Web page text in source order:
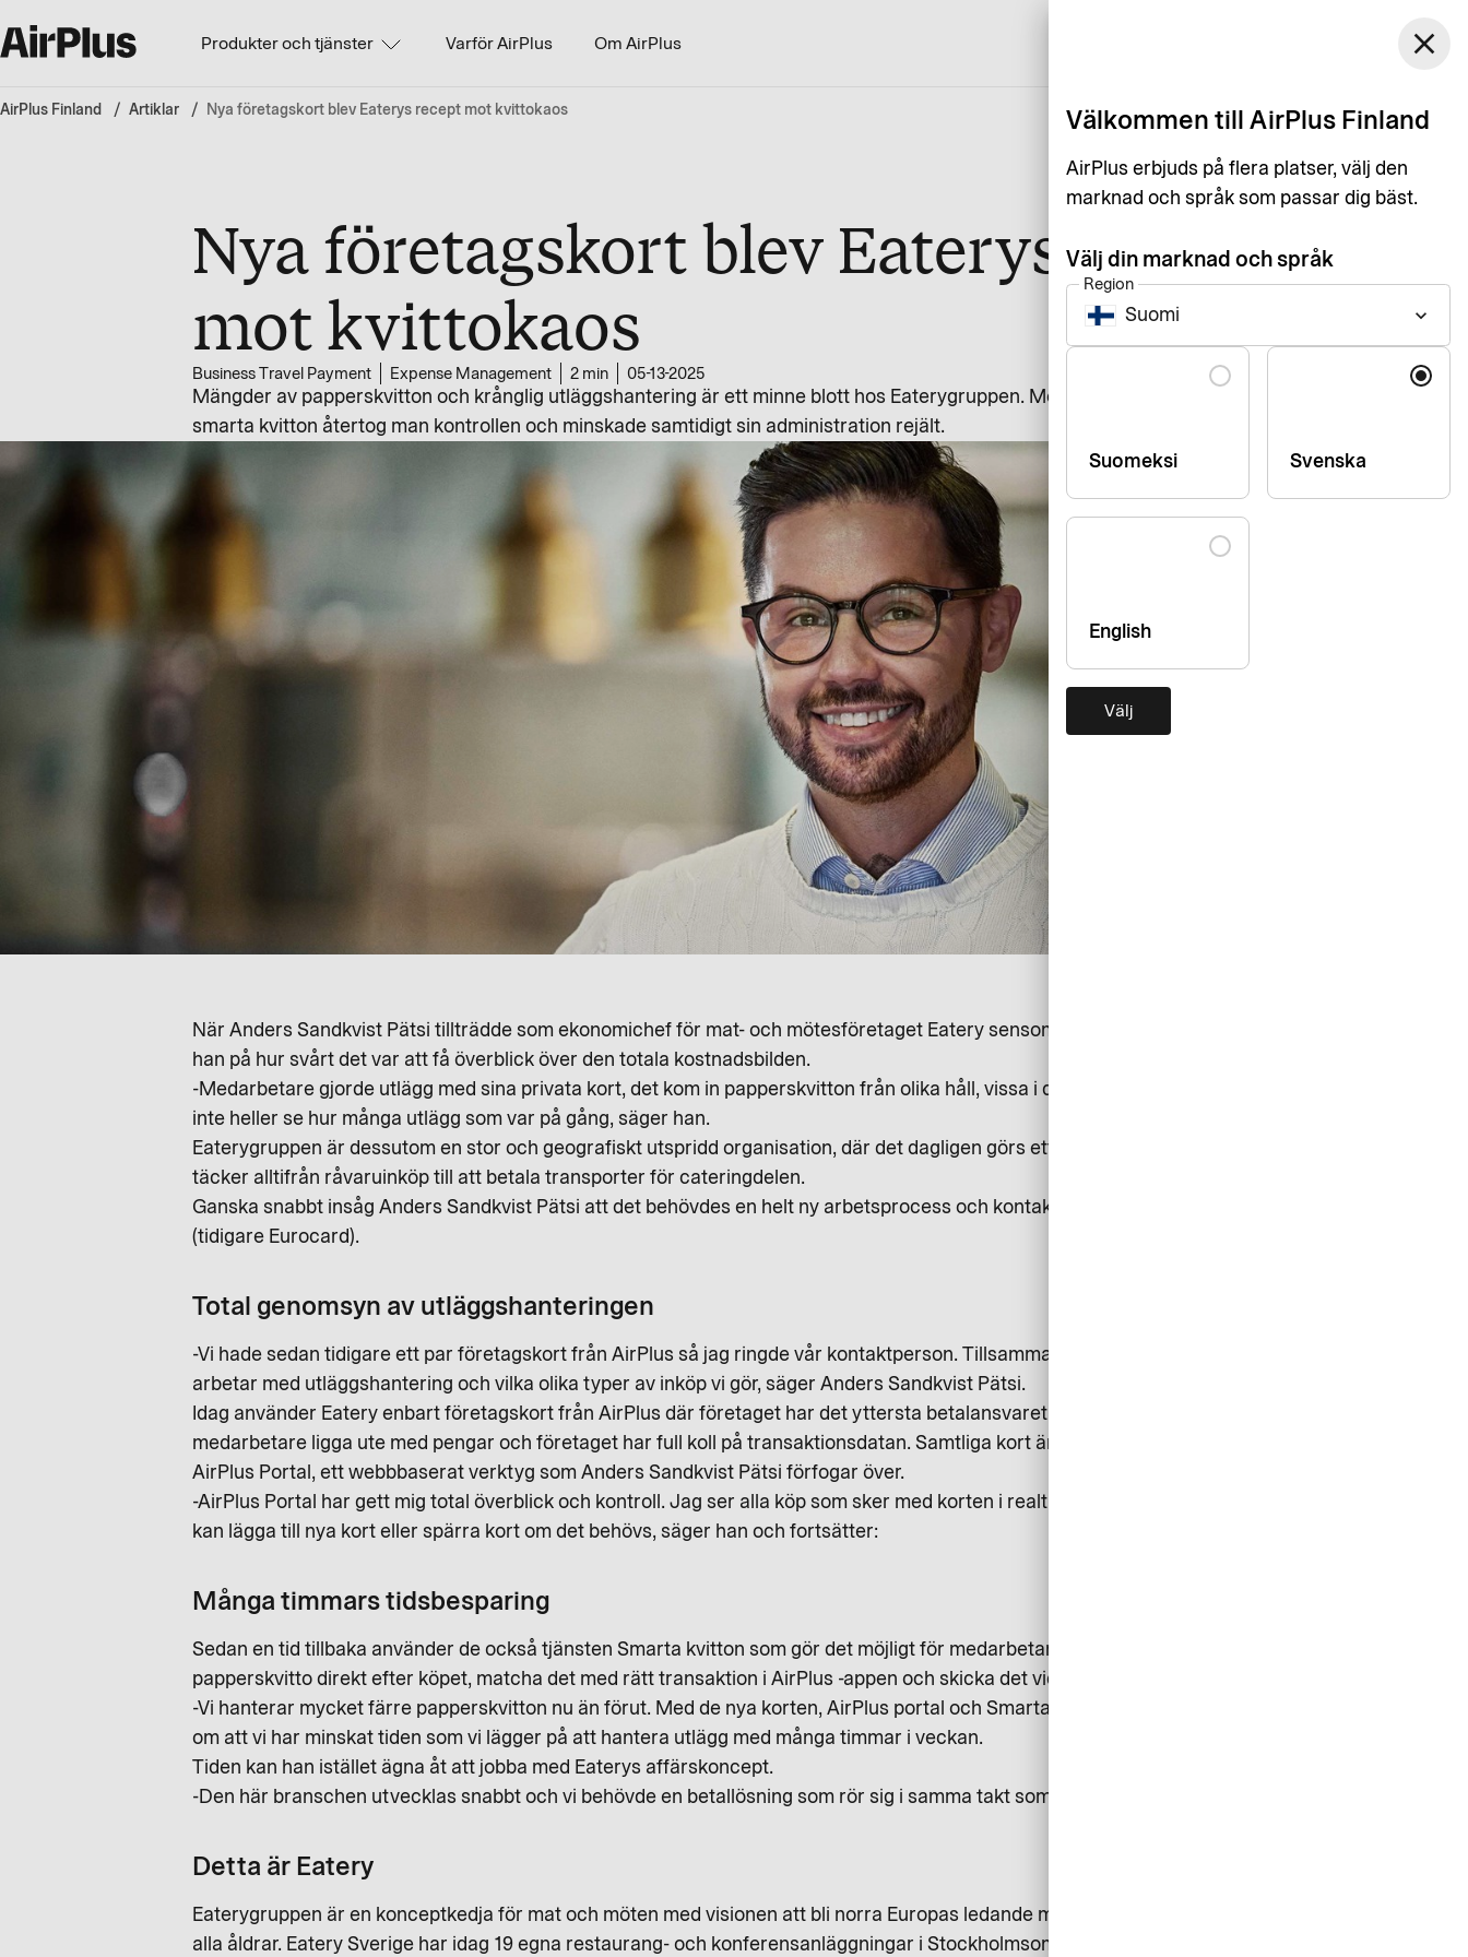
Produkter och tjänster Varför AirPlus Om AirPlus Logga in
close
Välkommen till AirPlus Finland
AirPlus erbjuds på flera platser, välj den
marknad och språk som passar dig bäst.
Välj din marknad och språk
Region
Suomi keyboard_arrow_down
Language
Suomeksi Svenska
English
Välj
AirPlus Finland Artiklar Nya företagskort blev Eaterys recept mot kvittokaos
Nya företagskort blev Eaterys recept
mot kvittokaos
Business Travel Payment Expense Management 2 min 05-13-2025
Mängder av papperskvitton och krånglig utläggshantering är ett minne blott hos Eaterygruppen. Med nya företagskort och
smarta kvitton återtog man kontrollen och minskade samtidigt sin administration rejält.
När Anders Sandkvist Pätsi tillträdde som ekonomichef för mat- och mötesföretaget Eatery sensommaren 2022 reagerade
han på hur svårt det var att få överblick över den totala kostnadsbilden.
-Medarbetare gjorde utlägg med sina privata kort, det kom in papperskvitton från olika håll, vissa i dåligt skick. Jag kunde
inte heller se hur många utlägg som var på gång, säger han.
Eaterygruppen är dessutom en stor och geografiskt utspridd organisation, där det dagligen görs ett stort antal utlägg. Dessa
täcker alltifrån råvaruinköp till att betala transporter för cateringdelen.
Ganska snabbt insåg Anders Sandkvist Pätsi att det behövdes en helt ny arbetsprocess och kontaktade därför AirPlus
(tidigare Eurocard).
Total genomsyn av utläggshanteringen
-Vi hade sedan tidigare ett par företagskort från AirPlus så jag ringde vår kontaktperson. Tillsammans gick vi igenom hur vi
arbetar med utläggshantering och vilka olika typer av inköp vi gör, säger Anders Sandkvist Pätsi.
Idag använder Eatery enbart företagskort från AirPlus där företaget har det yttersta betalansvaret. Därmed slipper enskilda
medarbetare ligga ute med pengar och företaget har full koll på transaktionsdatan. Samtliga kort är dessutom upplagda i
AirPlus Portal, ett webbbaserat verktyg som Anders Sandkvist Pätsi förfogar över.
-AirPlus Portal har gett mig total överblick och kontroll. Jag ser alla köp som sker med korten i realtid, sätter köpgränser och
kan lägga till nya kort eller spärra kort om det behövs, säger han och fortsätter:
Många timmars tidsbesparing
Sedan en tid tillbaka använder de också tjänsten Smarta kvitton som gör det möjligt för medarbetarna att fotografera
papperskvitto direkt efter köpet, matcha det med rätt transaktion i AirPlus -appen och skicka det vidare för godkännande.
-Vi hanterar mycket färre papperskvitton nu än förut. Med de nya korten, AirPlus portal och Smarta kvitton, är jag övertygad
om att vi har minskat tiden som vi lägger på att hantera utlägg med många timmar i veckan.
Tiden kan han istället ägna åt att jobba med Eaterys affärskoncept.
-Den här branschen utvecklas snabbt och vi behövde en betallösning som rör sig i samma takt som företaget. Det har vi nu.
Detta är Eatery
Eaterygruppen är en konceptkedja för mat och möten med visionen att bli norra Europas ledande mat och mötesaktör för
alla åldrar. Eatery Sverige har idag 19 egna restaurang- och konferensanläggningar i Stockholmsområdet, Malmö, Lund och